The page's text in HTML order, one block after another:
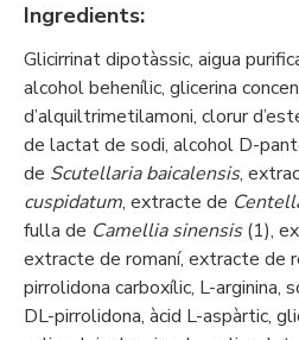
Ingredients:
Glicirrinat dipotàssic, aigua
alcohol behenílic, glicerina
d’alquiltrimetilamoni, clorur
de lactat de sodi, alcohol D-
de Scutellaria baicalensis,
cuspidatum, extracte de
fulla de Camellia sinensis(1),
extracte de romaní, extracte de
pirrolidona carboxílic, L-arginina,
DL-pirrolidona, àcid L-aspàrtic,